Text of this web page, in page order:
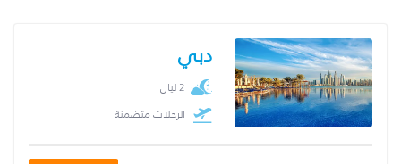
دبي
2 ليال
الرحلات متضمنة